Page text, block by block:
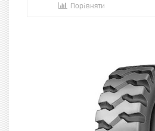
Порівняти